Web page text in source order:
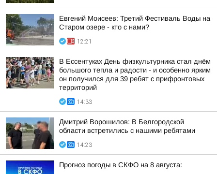
Евгений Моисеев: Третий Фестиваль Воды на
Старом озере - кто с нами?
12:21
В Ессентуках День физкультурника стал днём
большого тепла и радости - и особенно ярким
он получился для 39 ребят с прифронтовых
территорий
14:33
Дмитрий Ворошилов: В Белгородской
области встретились с нашими ребятами
14:23
Прогноз погоды в СКФО на 8 августа: